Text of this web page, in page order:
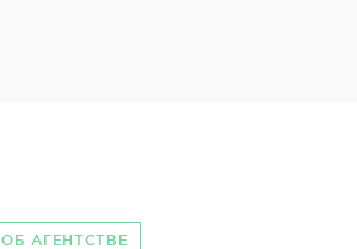
ОБ АГЕНТСТВЕ